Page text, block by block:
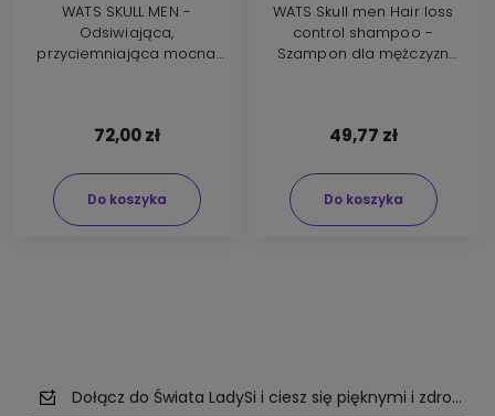
WATS SKULL MEN -
Odsiwiająca,
przyciemniająca mocna
72,00 zł
Do koszyka
WATS Skull men Hair loss
control shampoo -
Szampon dla mężczyzn
49,77 zł
Do koszyka
Dołącz do Świata LadySi i ciesz się pięknymi i